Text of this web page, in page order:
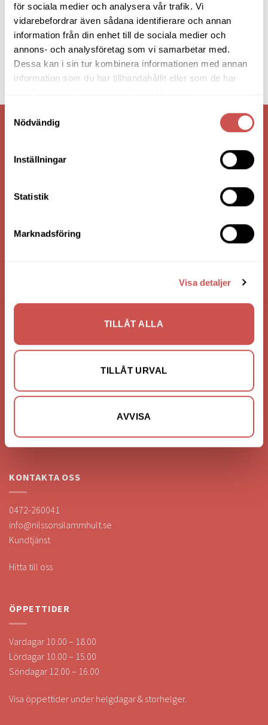
för sociala medier och analysera vår trafik. Vi
vidarebefordrar även sådana identifierare och annan
information från din enhet till de sociala medier och
annons- och analysföretag som vi samarbetar med.
Dessa kan i sin tur kombinera informationen med annan
information som du har tillhandahållit eller som de har
Nödvändig
Inställningar
Statistik
Marknadsföring
Visa detaljer
TILLÅT ALLA
TILLÅT URVAL
AVVISA
VI ÄR: TRYGGHET - SERVICE - KVALITET
FÖRETAGSUPPGIFTER
363 44 Lammhult
Bankgiro: 275-4836
KONTAKTA OSS
0472-260041
info@nilssonsilammhult.se
Kundtjänst
Hitta till oss
ÖPPETTIDER
Vardagar 10.00 – 18.00
Lördagar 10.00 – 15.00
Söndagar 12.00 – 16.00
Visa öppettider under helgdagar & storhelger.